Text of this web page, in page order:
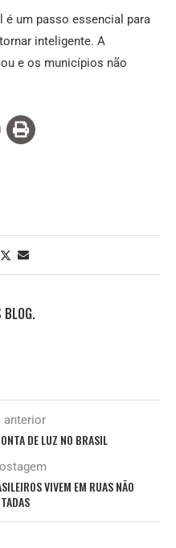
um passo essencial para
inteligente. A
e os municípios não
BLOG.
anterior
DE LUZ NO BRASIL
VIVEM EM RUAS NÃO